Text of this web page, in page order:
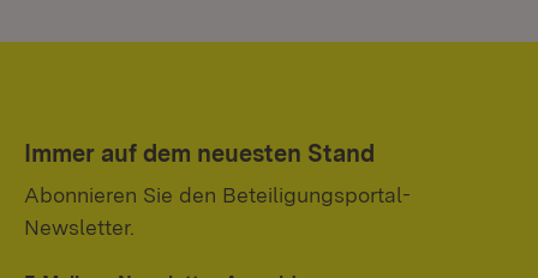
Immer auf dem neuesten Stand
Abonnieren Sie den Beteiligungsportal-
Newsletter.